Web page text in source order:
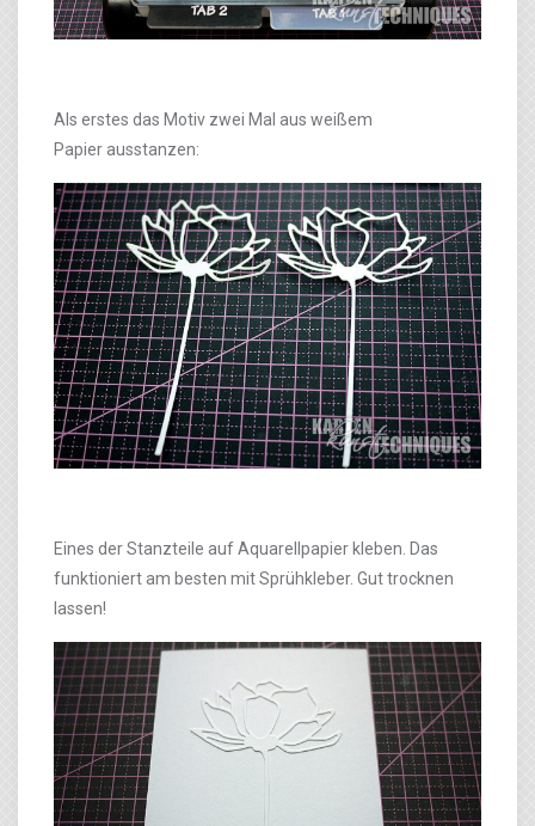
Als erstes das Motiv zwei Mal aus weißem
Papier ausstanzen:
Eines der Stanzteile auf Aquarellpapier kleben. Das
funktioniert am besten mit Sprühkleber. Gut trocknen
lassen!